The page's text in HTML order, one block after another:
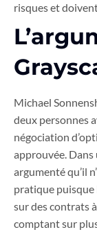
risques et
Michael
deux personnes
négociation
approuvée.
argumenté qu’il
pratique puisque
sur des contrats
comptant sur